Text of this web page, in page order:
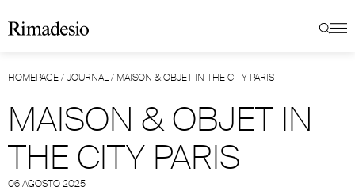
HOMEPAGE/JOURNAL/ MAISON & OBJET IN THE CITY PARIS
MAISON & OBJET IN
THE CITY PARIS
06 AGOSTO 2025